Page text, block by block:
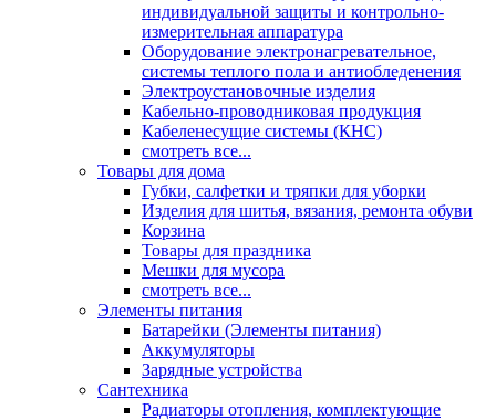
индивидуальной защиты и контрольно-
измерительная аппаратура
Оборудование электронагревательное,
системы теплого пола и антиобледенения
Электроустановочные изделия
Кабельно-проводниковая продукция
Кабеленесущие системы (КНС)
смотреть все...
Товары для дома
Губки, салфетки и тряпки для уборки
Изделия для шитья, вязания, ремонта обуви
Корзина
Товары для праздника
Мешки для мусора
смотреть все...
Элементы питания
Батарейки (Элементы питания)
Аккумуляторы
Зарядные устройства
Сантехника
Радиаторы отопления, комплектующие